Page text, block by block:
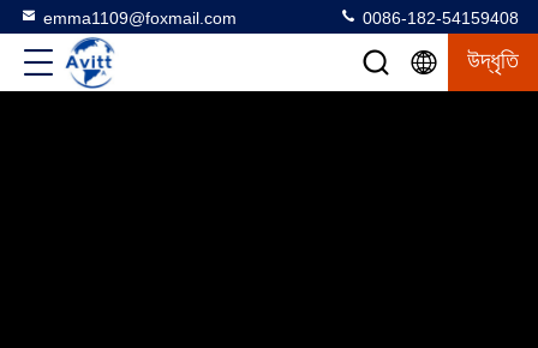
emma1109@foxmail.com 0086-182-54159408
উদ্ধৃতি